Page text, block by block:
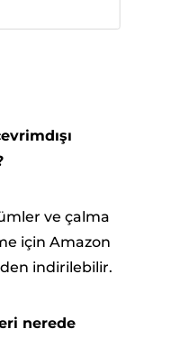
ve çalma
için Amazon
indirilebilir.
nerede